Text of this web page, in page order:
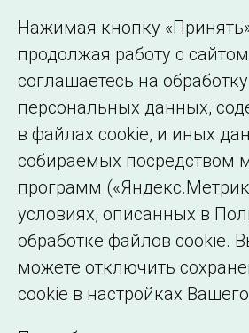
Нажимая кнопку
продолжая работу с
соглашаетесь на обработку
персональных данных,
в файлах cookie, и иных
собираемых посредством
программ
условиях, описанных в
обработке файлов cookie.
можете отключить
cookie в настройках